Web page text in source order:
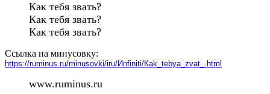
Как тебя звать?
Как тебя звать?
Как тебя звать?
Ссылка на минусовку:
https://ruminus.ru/minusovki/iru/Иnfiniti/Кak_tebya_zvat_.html
www.ruminus.ru